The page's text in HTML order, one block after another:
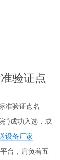
验证点
准验证点名
”)成功入选，成
设备厂家
台，肩负着五